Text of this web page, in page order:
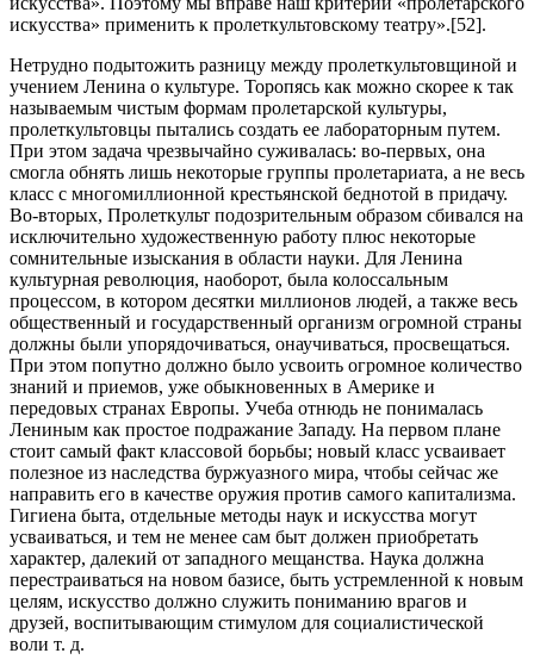
искусства» применить к пролеткультовскому театру».[52].
Нетрудно подытожить разницу между пролеткультовщиной и
учением Ленина о культуре. Торопясь как можно скорее к так
называемым чистым формам пролетарской культуры,
пролеткультовцы пытались создать ее лабораторным путем.
При этом задача чрезвычайно суживалась: во-первых, она
смогла обнять лишь некоторые группы пролетариата, а не весь
класс с многомиллионной крестьянской беднотой в придачу.
Во-вторых, Пролеткульт подозрительным образом сбивался на
исключительно художественную работу плюс некоторые
сомнительные изыскания в области науки. Для Ленина
культурная революция, наоборот, была колоссальным
процессом, в котором десятки миллионов людей, а также весь
общественный и государственный организм огромной страны
должны были упорядочиваться, онаучиваться, просвещаться.
При этом попутно должно было усвоить огромное количество
знаний и приемов, уже обыкновенных в Америке и
передовых странах Европы. Учеба отнюдь не понималась
Лениным как простое подражание Западу. На первом плане
стоит самый факт классовой борьбы; новый класс усваивает
полезное из наследства буржуазного мира, чтобы сейчас же
направить его в качестве оружия против самого капитализма.
Гигиена быта, отдельные методы наук и искусства могут
усваиваться, и тем не менее сам быт должен приобретать
характер, далекий от западного мещанства. Наука должна
перестраиваться на новом базисе, быть устремленной к новым
целям, искусство должно служить пониманию врагов и
друзей, воспитывающим стимулом для социалистической
воли т. д.